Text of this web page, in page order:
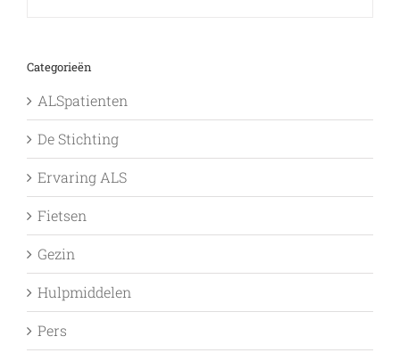
Categorieën
ALSpatienten
De Stichting
Ervaring ALS
Fietsen
Gezin
Hulpmiddelen
Pers